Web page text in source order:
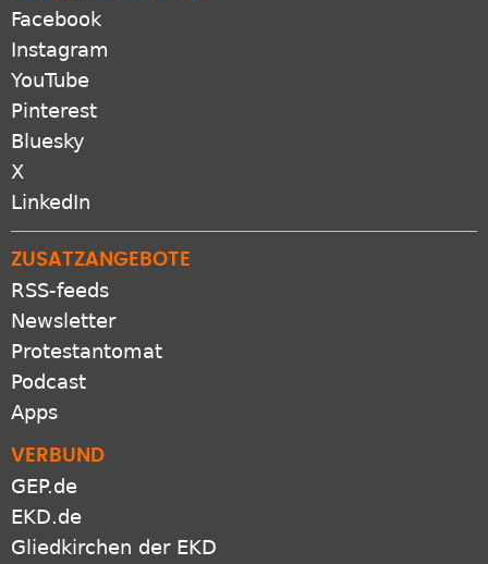
Facebook
Instagram
YouTube
Pinterest
Bluesky
X
LinkedIn
ZUSATZANGEBOTE
RSS-feeds
Newsletter
Protestantomat
Podcast
Apps
VERBUND
GEP.de
EKD.de
Gliedkirchen der EKD